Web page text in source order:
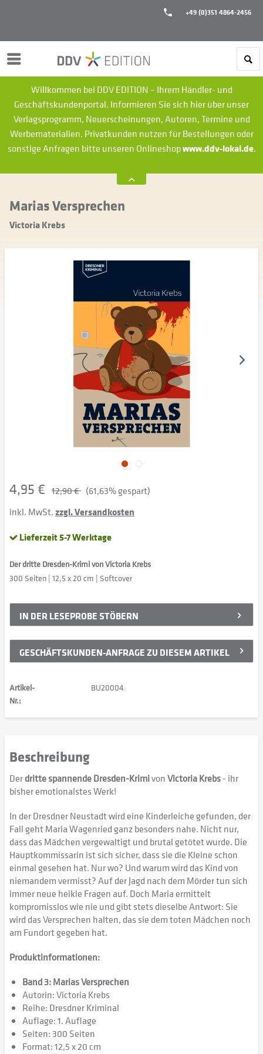
+49 (0)351 4864-2456
Menü
Willkommen bei DDV EDITION – Ihrem Händler- und
Geschäftskundenportal. Informieren Sie sich hier über unser
Verlagsprogramm, Neuerscheinungen, Autoren, Termine und
Werbematerialien. Privatkunden nutzen für Bestellungen oder
sonstige Anfragen bitte unseren Onlineshopwww.ddv-lokal.de.
Marias Versprechen
Victoria Krebs
4,95 € 12,90 € (61,63% gespart)
inkl. MwSt.zzgl. Versandkosten
Lieferzeit 5-7 Werktage
Der dritte Dresden-Krimi von Victoria Krebs
300 Seiten | 12,5 x 20 cm | Softcover
IN DERLESEPROBE STÖBERN
GESCHÄFTSKUNDEN-ANFRAGE ZU DIESEM ARTIKEL
Artikel-
Nr.:
BU20004
Beschreibung
Derdritte spannende Dresden-KrimivonVictoria Krebs- ihr
bisher emotionalstes Werk!
In der Dresdner Neustadt wird eine Kinderleiche gefunden, der
Fall geht Maria Wagenried ganz besonders nahe. Nicht nur,
dass das Mädchen vergewaltigt und brutal getötet wurde. Die
Hauptkommissarin ist sich sicher, dass sie die Kleine schon
einmal gesehen hat. Nur wo? Und warum wird das Kind von
niemandem vermisst? Auf der Jagd nach dem Mörder tun sich
immer neue heikle Fragen auf. Doch Maria ermittelt
kompromisslos wie nie und gibt stets dieselbe Antwort: Sie
wird das Versprechen halten, das sie dem toten Mädchen noch
am Fundort gegeben hat.
Produktinformationen:
Band 3: Marias Versprechen
Autorin: Victoria Krebs
Reihe: Dresdner Kriminal
Auflage: 1. Auflage
Seiten: 300 Seiten
Format: 12,5 x 20 cm